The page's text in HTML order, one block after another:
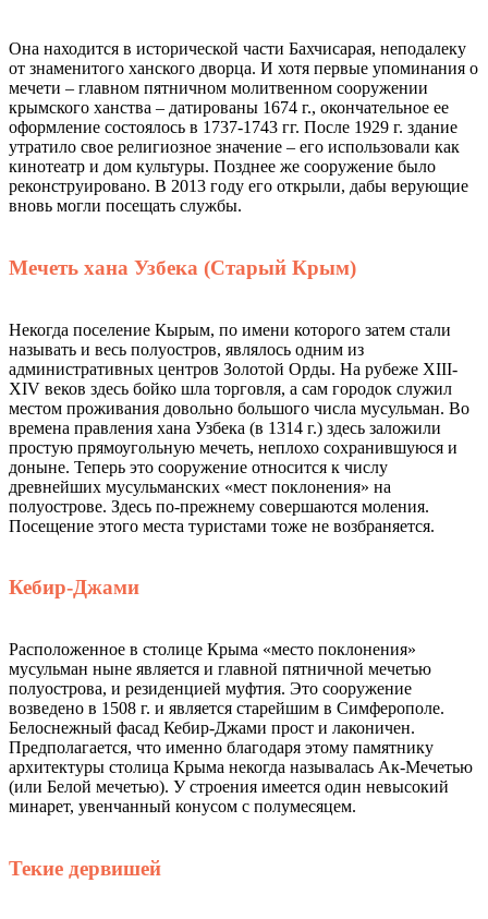
Она находится в исторической части Бахчисарая, неподалеку
от знаменитого ханского дворца. И хотя первые упоминания о
мечети – главном пятничном молитвенном сооружении
крымского ханства – датированы 1674 г., окончательное ее
оформление состоялось в 1737-1743 гг. После 1929 г. здание
утратило свое религиозное значение – его использовали как
кинотеатр и дом культуры. Позднее же сооружение было
реконструировано. В 2013 году его открыли, дабы верующие
вновь могли посещать службы.
Мечеть хана Узбека (Старый Крым)
Некогда поселение Кырым, по имени которого затем стали
называть и весь полуостров, являлось одним из
административных центров Золотой Орды. На рубеже XIII-
XIV веков здесь бойко шла торговля, а сам городок служил
местом проживания довольно большого числа мусульман. Во
времена правления хана Узбека (в 1314 г.) здесь заложили
простую прямоугольную мечеть, неплохо сохранившуюся и
доныне. Теперь это сооружение относится к числу
древнейших мусульманских «мест поклонения» на
полуострове. Здесь по-прежнему совершаются моления.
Посещение этого места туристами тоже не возбраняется.
Кебир-Джами
Расположенное в столице Крыма «место поклонения»
мусульман ныне является и главной пятничной мечетью
полуострова, и резиденцией муфтия. Это сооружение
возведено в 1508 г. и является старейшим в Симферополе.
Белоснежный фасад Кебир-Джами прост и лаконичен.
Предполагается, что именно благодаря этому памятнику
архитектуры столица Крыма некогда называлась Ак-Мечетью
(или Белой мечетью). У строения имеется один невысокий
минарет, увенчанный конусом с полумесяцем.
Текие дервишей